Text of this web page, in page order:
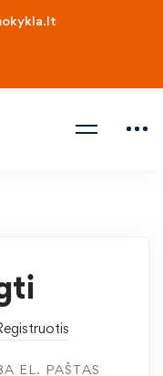
EL. PAŠTAS